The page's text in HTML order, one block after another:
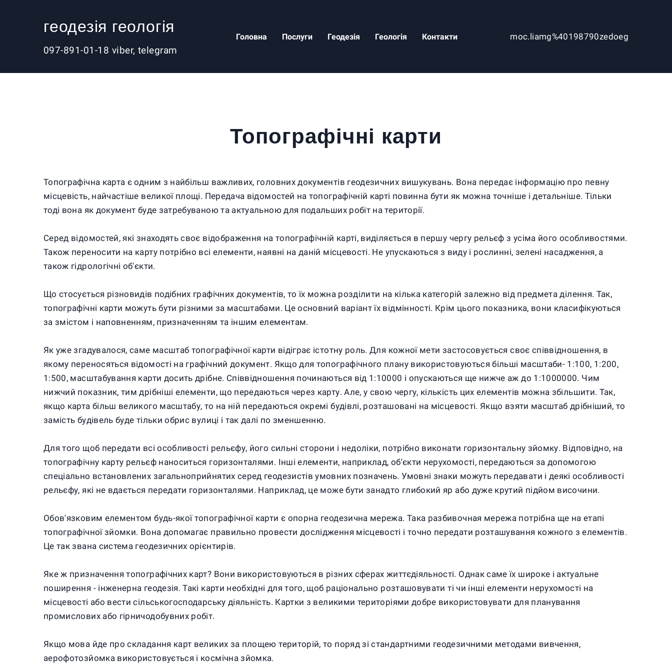
геодезія геологія
097-891-01-18 viber, telegram
Головна Послуги Геодезія Геологія Контакти moc.liamg%40198790zedoeg
Топографічні карти
Топографічна карта є одним з найбільш важливих, головних документів геодезичних вишукувань. Вона передає інформацію про певну
місцевість, найчастіше великої площі. Передача відомостей на топографічній карті повинна бути як можна точніше і детальніше. Тільки
тоді вона як документ буде затребуваною та актуальною для подальших робіт на території.
Серед відомостей, які знаходять своє відображення на топографічній карті, виділяється в першу чергу рельєф з усіма його особливостями.
Також переносити на карту потрібно всі елементи, наявні на даній місцевості. Не упускаються з виду і рослинні, зелені насадження, а
також гідрологічні об'єкти.
Що стосується різновидів подібних графічних документів, то їх можна розділити на кілька категорій залежно від предмета ділення. Так,
топографічні карти можуть бути різними за масштабами. Це основний варіант їх відмінності. Крім цього показника, вони класифікуються
за змістом і наповненням, призначенням та іншим елементам.
Як уже згадувалося, саме масштаб топографічної карти відіграє істотну роль. Для кожної мети застосовується своє співвідношення, в
якому переносяться відомості на графічний документ. Якщо для топографічного плану використовуються більші масштаби- 1:100, 1:200,
1:500, масштабування карти досить дрібне. Співвідношення починаються від 1:10000 і опускаються ще нижче аж до 1:1000000. Чим
нижчий показник, тим дрібніші елементи, що передаються через карту. Але, у свою чергу, кількість цих елементів можна збільшити. Так,
якщо карта більш великого масштабу, то на ній передаються окремі будівлі, розташовані на місцевості. Якщо взяти масштаб дрібніший, то
замість будівель буде тільки обрис вулиці і так далі по зменшенню.
Для того щоб передати всі особливості рельєфу, його сильні сторони і недоліки, потрібно виконати горизонтальну зйомку. Відповідно, на
топографічну карту рельєф наноситься горизонталями. Інші елементи, наприклад, об'єкти нерухомості, передаються за допомогою
спеціально встановлених загальноприйнятих серед геодезистів умовних позначень. Умовні знаки можуть передавати і деякі особливості
рельєфу, які не вдається передати горизонталями. Наприклад, це може бути занадто глибокий яр або дуже крутий підйом височини.
Обов'язковим елементом будь-якої топографічної карти є опорна геодезична мережа. Така разбивочная мережа потрібна ще на етапі
топографічної зйомки. Вона допомагає правильно провести дослідження місцевості і точно передати розташування кожного з елементів.
Це так звана система геодезичних орієнтирів.
Яке ж призначення топографічних карт? Вони використовуються в різних сферах життєдіяльності. Однак саме їх широке і актуальне
поширення - інженерна геодезія. Такі карти необхідні для того, щоб раціонально розташовувати ті чи інші елементи нерухомості на
місцевості або вести сільськогосподарську діяльність. Картки з великими територіями добре використовувати для планування
промислових або гірничодобувних робіт.
Якщо мова йде про складання карт великих за площею територій, то поряд зі стандартними геодезичними методами вивчення,
аерофотозйомка використовується і космічна зйомка.